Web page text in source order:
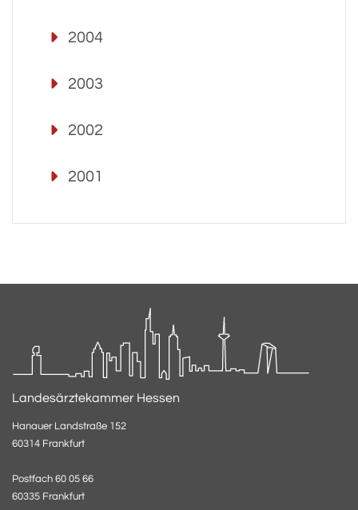
2004
2003
2002
2001
Landesärztekammer Hessen
Hanauer Landstraße 152
60314 Frankfurt
Postfach 60 05 66
60335 Frankfurt